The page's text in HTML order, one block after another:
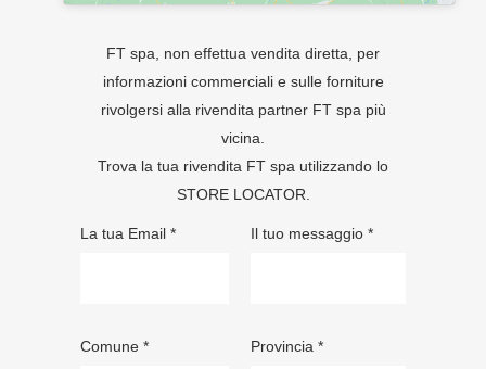
FT spa, non effettua vendita diretta, per
informazioni commerciali e sulle forniture
rivolgersi alla rivendita partner FT spa più
vicina.
Trova la tua rivendita FT spa utilizzando lo
STORE LOCATOR
La tua Email *
Comune *
Il tuo messaggio *
Provincia *